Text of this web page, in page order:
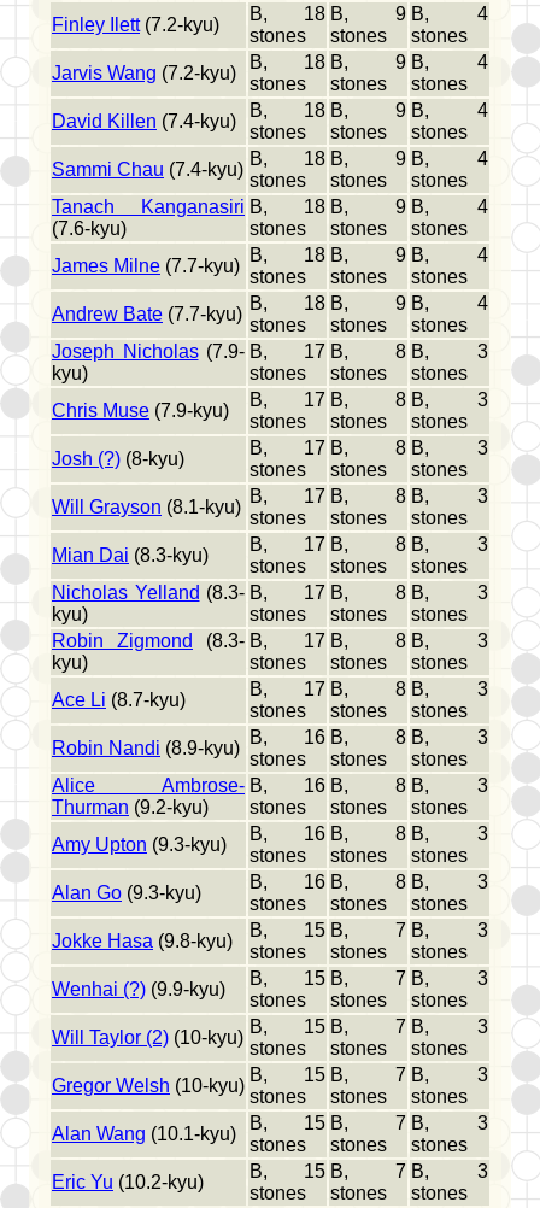
Finley Ilett(7.2-kyu)
B, 18
stones
B, 9
stones
B, 4
stones
Jarvis Wang (7.2-kyu)
B, 18
stones
B, 9
stones
B, 4
stones
David Killen (7.4-kyu)
B, 18
stones
B, 9
stones
B, 4
stones
Sammi Chau (7.4-kyu)
B, 18
stones
B, 9
stones
B, 4
stones
Tanach Kanganasiri
(7.6-kyu)
B, 18
stones
B, 9
stones
B, 4
stones
James Milne (7.7-kyu)
B, 18
stones
B, 9
stones
B, 4
stones
Andrew Bate (7.7-kyu)
B, 18
stones
B, 9
stones
B, 4
stones
Joseph Nicholas(7.9-
kyu)
B, 17
stones
B, 8
stones
B, 3
stones
Chris Muse (7.9-kyu)
B, 17
stones
B, 8
stones
B, 3
stones
Josh (?) (8-kyu)
B, 17
stones
B, 8
stones
B, 3
stones
Will Grayson (8.1-kyu)
B, 17
stones
B, 8
stones
B, 3
stones
Mian Dai (8.3-kyu)
B, 17
stones
B, 8
stones
B, 3
stones
Nicholas Yelland (8.3-
kyu)
B, 17
stones
B, 8
stones
B, 3
stones
Robin Zigmond
(8.3-
kyu)
B, 17
stones
B, 8
stones
B, 3
stones
Ace Li (8.7-kyu)
B, 17
stones
B, 8
stones
B, 3
stones
Robin Nandi (8.9-kyu)
B, 16
stones
B, 8
stones
B, 3
stones
Alice Ambrose-
Thurman (9.2-kyu)
B, 16
stones
B, 8
stones
B, 3
stones
Amy Upton (9.3-kyu)
B, 16
stones
B, 8
stones
B, 3
stones
Alan Go (9.3-kyu)
B, 16
stones
B, 8
stones
B, 3
stones
Jokke Hasa (9.8-kyu)
B, 15
stones
B, 7
stones
B, 3
stones
Wenhai (?) (9.9-kyu)
B, 15
stones
B, 7
stones
B, 3
stones
Will Taylor (2) (10-kyu)
B, 15
stones
B, 7
stones
B, 3
stones
Gregor Welsh (10-kyu)
B, 15
stones
B, 7
stones
B, 3
stones
Alan Wang (10.1-kyu)
B, 15
stones
B, 7
stones
B, 3
stones
Eric Yu (10.2-kyu)
B, 15
stones
B, 7
stones
B, 3
stones